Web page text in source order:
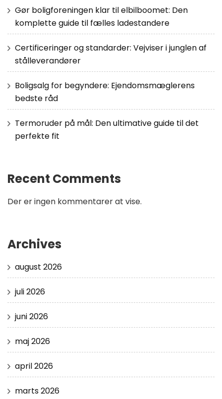
Gør boligforeningen klar til elbilboomet: Den
komplette guide til fælles ladestandere
Certificeringer og standarder: Vejviser i junglen af
stålleverandører
Boligsalg for begyndere: Ejendomsmæglerens
bedste råd
Termoruder på mål: Den ultimative guide til det
perfekte fit
Recent Comments
Der er ingen kommentarer at vise.
Archives
august 2026
juli 2026
juni 2026
maj 2026
april 2026
marts 2026